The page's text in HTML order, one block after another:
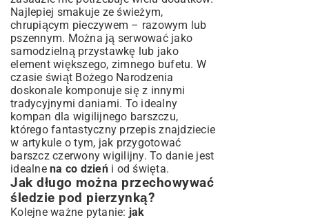
Najlepiej smakuje ze świeżym,
chrupiącym pieczywem – razowym lub
pszennym. Można ją serwować jako
samodzielną przystawkę lub jako
element większego, zimnego bufetu. W
czasie świąt Bożego Narodzenia
doskonale komponuje się z innymi
tradycyjnymi daniami. To idealny
kompan dla wigilijnego barszczu,
którego fantastyczny przepis znajdziecie
w artykule o tym, jak przygotować
barszcz czerwony wigilijny. To danie jest
idealne na co dzieńi od święta.
Jak długo można przechowywać
śledzie pod pierzynką?
Kolejne ważne pytanie: jak